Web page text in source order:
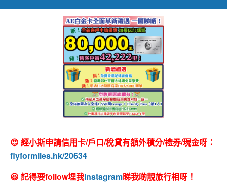
😍 經小斯申請信用卡/戶口/稅貸有額外積分/禮券/現金呀：
flyformiles.hk/20634
😆 記得要follow埋我Instagram睇我啲靚旅行相呀！